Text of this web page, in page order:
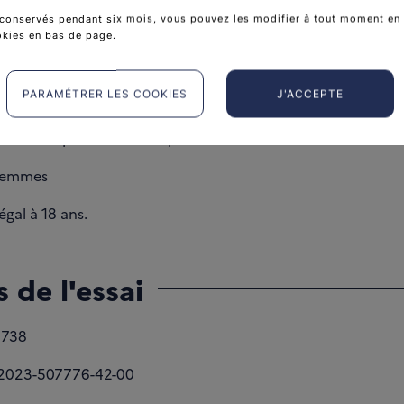
inclus dans 159 centres à travers le monde, dont 5
cible
à 18 ans.
de l'essai
507776-42-00
pendant six mois, vous pouvez les modifier à tout moment en
en bas de page.
J'ACCEPTE
PARAMÉTRER LES COOKIES